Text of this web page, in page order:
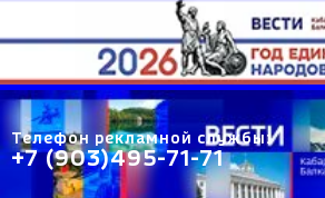
Телефон рекламной службы:
+7 (903)495-71-71